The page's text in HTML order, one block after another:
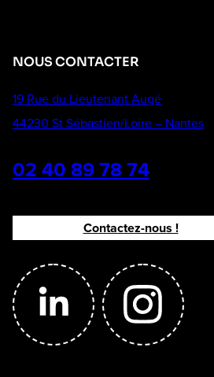
NOUS CONTACTER
19 Rue du Lieutenant Augé
44230 St Sébastien/Loire – Nantes
02 40 89 78 74
Contactez-nous !